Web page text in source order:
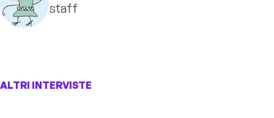
staff
ALTRI INTERVISTE